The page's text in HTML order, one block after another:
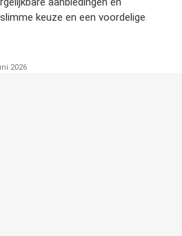
keuze en een voordelige
2026